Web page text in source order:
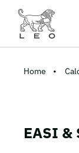
Home
EASI &